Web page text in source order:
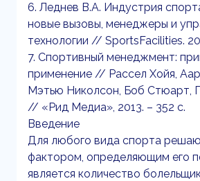
6. Леднев В.А. Индустрия
новые вызовы, менеджеры и
технологии // SportsFacilities.
7. Спортивный менеджмент:
применение // Рассел Хойя,
Мэтью Николсон, Боб Стюарт,
// «Рид Медиа», 2013. – 352 с.
Введение
Для любого вида спорта
фактором, определяющим его
является количество